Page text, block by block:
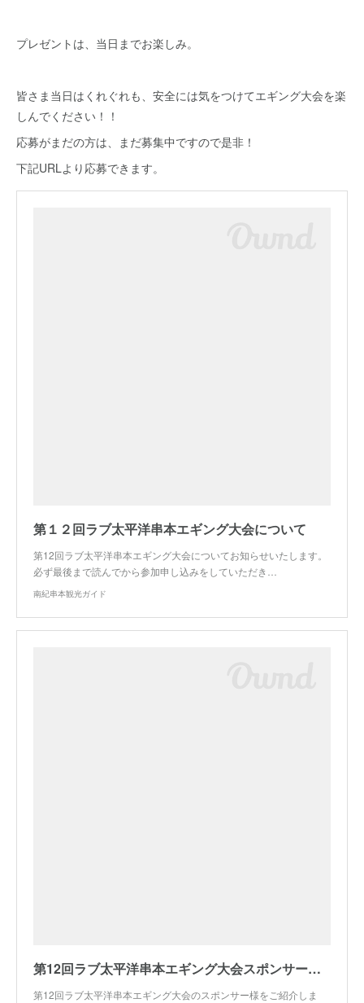
プレゼントは、当日までお楽しみ。
皆さま当日はくれぐれも、安全には気をつけてエギング大会を楽
しんでください！！
応募がまだの方は、まだ募集中ですので是非！
下記URLより応募できます。
第１２回ラブ太平洋串本エギング大会について
第12回ラブ太平洋串本エギング大会についてお知らせいたします。
必ず最後まで読んでから参加申し込みをしていただき…
南紀串本観光ガイド
第12回ラブ太平洋串本エギング大会スポンサー紹介
第12回ラブ太平洋串本エギング大会のスポンサー様をご紹介しま